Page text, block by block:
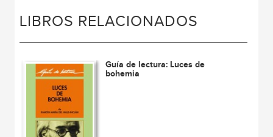
LIBROS RELACIONADOS
Guía de lectura: Luces de
bohemia